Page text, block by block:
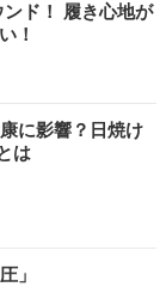
ド！ 履き心地が
！
に影響？日焼け
は
」